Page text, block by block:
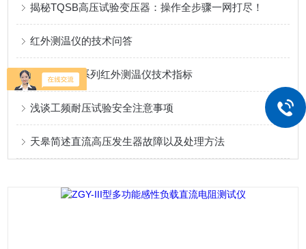
揭秘TQSB高压试验变压器：操作全步骤一网打尽！
红外测温仪的技术问答
DHS-130G系列红外测温仪技术指标
浅谈工频耐压试验安全注意事项
天皋简述直流高压发生器故障以及处理方法